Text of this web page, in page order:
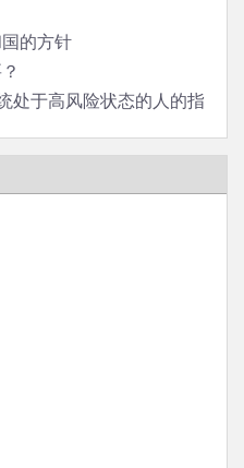
的方针
处于高风险状态的人的指